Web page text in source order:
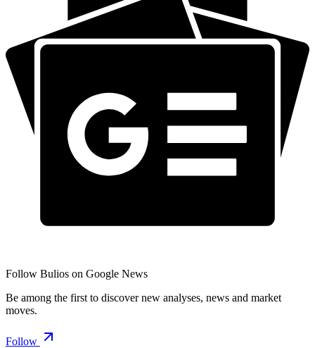
Follow Bulios on Google News
Be among the first to discover new analyses, news and market
moves.
Follow